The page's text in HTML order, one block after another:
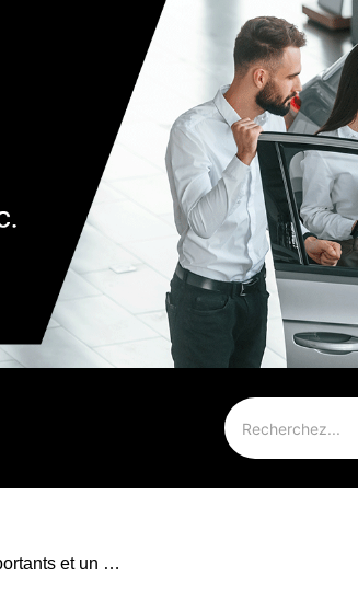
LOI 104 ZÉRO ÉMISSION: Les points importants et un exemple de calcul